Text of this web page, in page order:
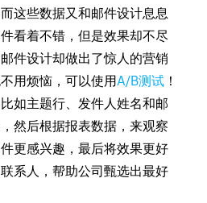
这些数据又和邮件设计息息
看着不错，但是效果却不尽
件设计却做出了惊人的营销
用烦恼，可以使用A/B测试 ！
如主题行、发件人姓名和邮
然后根据报表数据，来观察
更感兴趣，最后将效果更好
系人，帮助公司甄选出最好